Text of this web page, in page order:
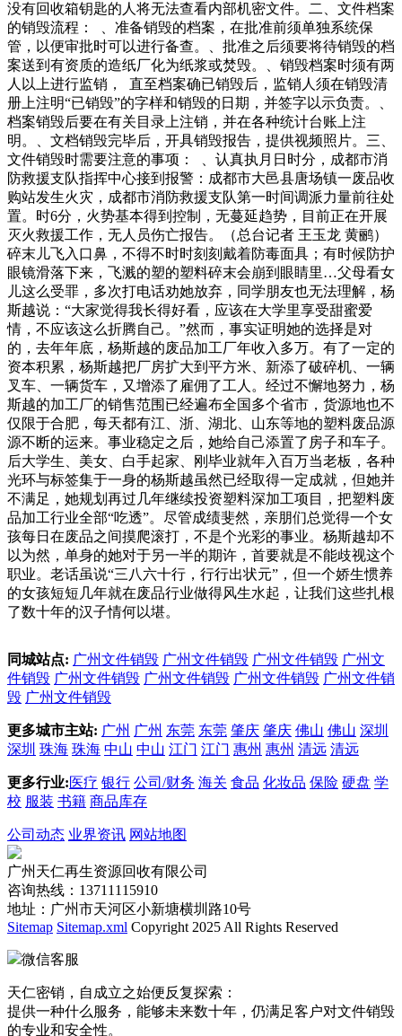
没有回收箱钥匙的人将无法查看内部机密文件。二、文件档案
的销毁流程： 、准备销毁的档案，在批准前须单独系统保
管，以便审批时可以进行备查。、批准之后须要将待销毁的档
案送到有资质的造纸厂化为纸浆或焚毁。、销毁档案时须有两
人以上进行监销， 直至档案确已销毁后，监销人须在销毁清
册上注明“已销毁”的字样和销毁的日期，并签字以示负责。、
档案销毁后要在有关目录上注销，并在各种统计台账上注
明。、文档销毁完毕后，开具销毁报告，提供视频照片。三、
文件销毁时需要注意的事项： 、认真执月日时分，成都市消
防救援支队指挥中心接到报警：成都市大邑县唐场镇一废品收
购站发生火灾，成都市消防救援支队第一时间调派力量前往处
置。时6分，火势基本得到控制，无蔓延趋势，目前正在开展
灭火救援工作，无人员伤亡报告。（总台记者 王玉龙 黄鹂）
碎末儿飞入口鼻，不得不时时刻刻戴着防毒面具；有时候防护
眼镜滑落下来，飞溅的塑的塑料碎末会崩到眼睛里…父母看女
儿这么受罪，多次打电话劝她放弃，同学朋友也无法理解，杨
斯越说：“大家觉得我长得好看，应该在大学里享受甜蜜爱
情，不应该这么折腾自己。”然而，事实证明她的选择是对
的，去年年底，杨斯越的废品加工厂年收入多万。有了一定的
资本积累，杨斯越把厂房扩大到平方米、新添了破碎机、一辆
叉车、一辆货车，又增添了雇佣了工人。经过不懈地努力，杨
斯越的加工厂的销售范围已经遍布全国多个省市，货源地也不
仅限于合肥，每天都有江、浙、湖北、山东等地的塑料废品源
源不断的运来。事业稳定之后，她给自己添置了房子和车子。
后大学生、美女、白手起家、刚毕业就年入百万当老板，各种
光环与标签集于一身的杨斯越虽然已经取得一定成就，但她并
不满足，她规划再过几年继续投资塑料深加工项目，把塑料废
品加工行业全部“吃透”。尽管成绩斐然，亲朋们总觉得一个女
孩每日在废品之间摸爬滚打，不是个光彩的事业。杨斯越却不
以为然，单身的她对于另一半的期许，首要就是不能歧视这个
职业。老话虽说“三八六十行，行行出状元”，但一个娇生惯养
的女孩短短几年就在废品行业做得风生水起，让我们这些扎根
了数十年的汉子情何以堪。
同城站点: 广州文件销毁 广州文件销毁 广州文件销毁 广州文
件销毁 广州文件销毁 广州文件销毁 广州文件销毁 广州文件销
毁 广州文件销毁
更多城市主站: 广州 广州 东莞 东莞 肇庆 肇庆 佛山 佛山 深圳
深圳 珠海 珠海 中山 中山 江门 江门 惠州 惠州 清远 清远
更多行业: 医疗 银行 公司/财务 海关 食品 化妆品 保险 硬盘 学
校 服装 书籍 商品库存
公司动态 业界资讯 网站地图
广州天仁再生资源回收有限公司
咨询热线：13711115910
地址：广州市天河区小新塘横圳路10号
Sitemap Sitemap.xml Copyright 2025 All Rights Reserved
微信客服
天仁密销，自成立之始便反复探索：
提供一种什么服务，能够未来数十年，仍满足客户对文件销毁
的专业和安全性。